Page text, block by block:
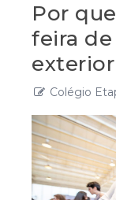
Por
feira
exterior
Colégio